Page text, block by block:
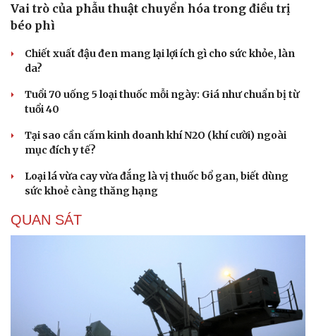
Tư vấn
check-in
Câu chuyện thời sự
Vai trò của phẫu thuật chuyển hóa trong điều trị
béo phì
Chiết xuất đậu đen mang lại lợi ích gì cho sức khỏe, làn
da?
Tuổi 70 uống 5 loại thuốc mỗi ngày: Giá như chuẩn bị từ
tuổi 40
Tại sao cần cấm kinh doanh khí N2O (khí cười) ngoài
mục đích y tế?
Loại lá vừa cay vừa đắng là vị thuốc bổ gan, biết dùng
sức khoẻ càng thăng hạng
QUAN SÁT